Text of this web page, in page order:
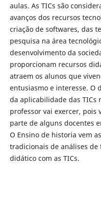
aulas. As TICs são
avanços dos recursos
criação de softwares, das
pesquisa na área
desenvolvimento da
proporcionam recursos
atraem os alunos que
entusiasmo e interesse. O
da aplicabilidade das TICs
professor vai exercer, pois
parte de alguns docentes
O Ensino de historia vem
tradicionais de análises
didático com as TICs.